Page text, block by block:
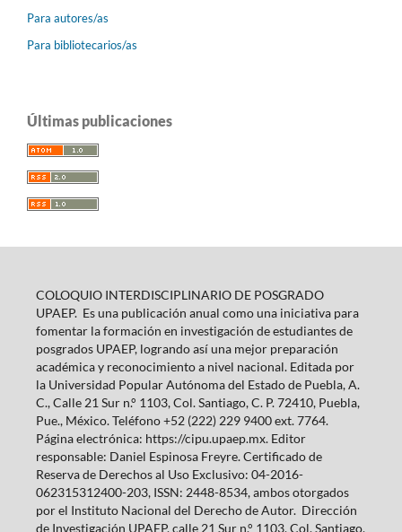
Para autores/as
Para bibliotecarios/as
Últimas publicaciones
COLOQUIO INTERDISCIPLINARIO DE POSGRADO
UPAEP. Es una publicación anual como una iniciativa para
fomentar la formación en investigación de estudiantes de
posgrados UPAEP, logrando así una mejor preparación
académica y reconocimiento a nivel nacional. Editada por
la Universidad Popular Autónoma del Estado de Puebla, A.
C., Calle 21 Sur n.° 1103, Col. Santiago, C. P. 72410, Puebla,
Pue., México. Teléfono +52 (222) 229 9400 ext. 7764.
Página electrónica: https://cipu.upaep.mx. Editor
responsable: Daniel Espinosa Freyre. Certificado de
Reserva de Derechos al Uso Exclusivo: 04-2016-
062315312400-203, ISSN: 2448-8534, ambos otorgados
por el Instituto Nacional del Derecho de Autor. Dirección
de Investigación UPAEP, calle 21 Sur n.° 1103, Col. Santiago,